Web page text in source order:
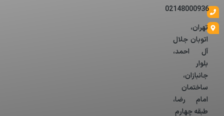
02148000936
تهران،
اتوبان جلال
آل احمد،
بلوار
جانبازان،
ساختمان
امام رضا،
طبقه چهارم